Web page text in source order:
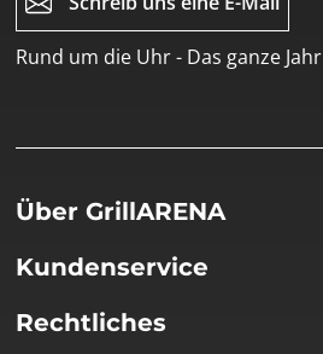
Rund um die Uhr - Das ganze Jahr
Über GrillARENA
Kundenservice
Rechtliches